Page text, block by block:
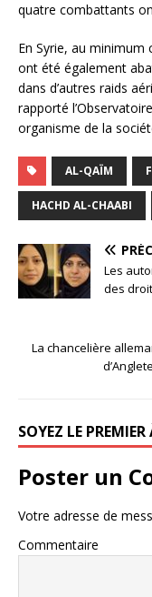
quatre combattants
En Syrie, au
ont été également
dans d’autres raids
rapporté
organisme de la
AL-QAÏM
HACHD AL-CHAABI
Les
des
La chancelière
SOYEZ LE
Poster un
Votre adresse de
Commentaire